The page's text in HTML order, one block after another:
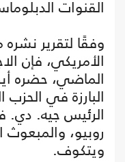
القنوات
وفقًا لتقرير
الأمريكي، فإن
الماضي، حضره
البارزة في
الرئيس جيه. دي.
روبيو،
ويتكوف.